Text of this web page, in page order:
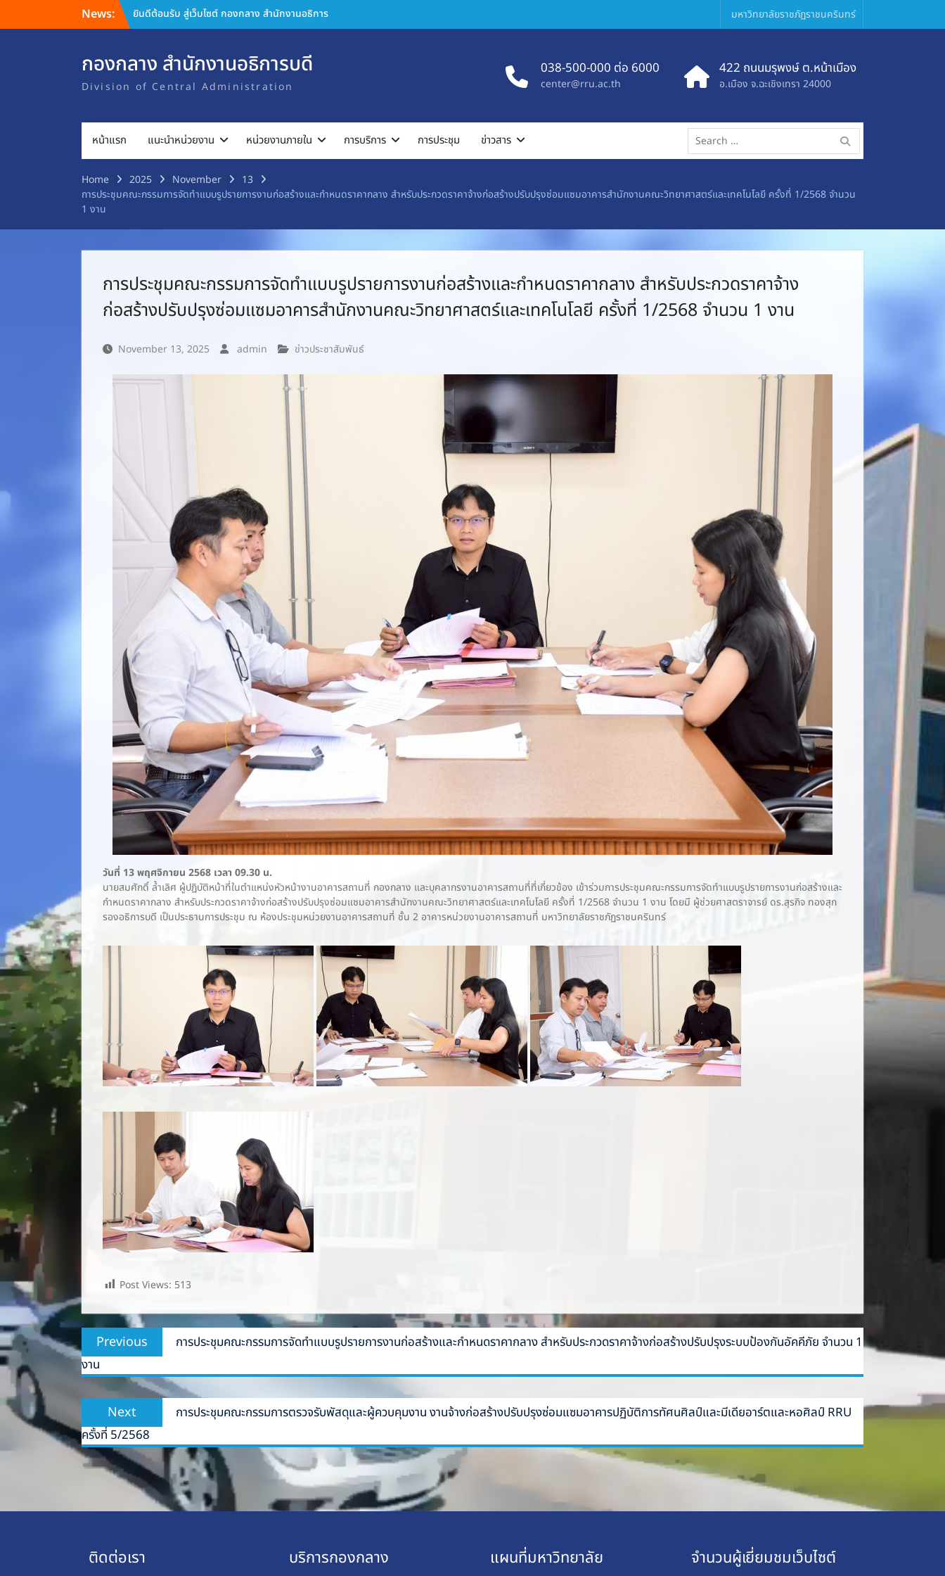
News: ยินดีต้อนรับ สู่เว็บไซต์ กองกลาง สำนักงานอธิการ มหาวิทยาลัยราชภัฏราชนครินทร์
กองกลาง สำนักงานอธิการบดี
Division of Central Administration
038-500-000 ต่อ 6000
center@rru.ac.th
422 ถนนมรุพงษ์ ต.หน้าเมือง
อ.เมือง จ.ฉะเชิงเทรา 24000
หน้าแรก แนะนำหน่วยงาน หน่วยงานภายใน การบริการ การประชุม ข่าวสาร
Search
for:
Home 2025 November
13
การประชุมคณะกรรมการจัดทำแบบรูปรายการงานก่อสร้างและกำหนดราคากลาง สำหรับประกวดราคาจ้างก่อสร้างปรับปรุงซ่อมแซมอาคารสำนักงานคณะวิทยาศาสตร์และเทคโนโลยี ครั้งที่ 1/2568 จำนวน
1 งาน
การประชุมคณะกรรมการจัดทำแบบรูปรายการงานก่อสร้างและกำหนดราคากลาง สำหรับประกวดราคาจ้าง
ก่อสร้างปรับปรุงซ่อมแซมอาคารสำนักงานคณะวิทยาศาสตร์และเทคโนโลยี ครั้งที่ 1/2568 จำนวน 1 งาน
November 13, 2025 admin ข่าวประชาสัมพันธ์
วันที่ 13 พฤศจิกายน 2568 เวลา 09.30 น.
นายสมศักดิ์ ล้ำเลิศ ผู้ปฏิบัติหน้าที่ในตำแหน่งหัวหน้างานอาคารสถานที่ กองกลาง และบุคลากรงานอาคารสถานที่ที่เกี่ยวข้อง เข้าร่วมการประชุมคณะกรรมการจัดทำแบบรูปรายการงานก่อสร้างและ
กำหนดราคากลาง สำหรับประกวดราคาจ้างก่อสร้างปรับปรุงซ่อมแซมอาคารสำนักงานคณะวิทยาศาสตร์และเทคโนโลยี ครั้งที่ 1/2568 จำนวน 1 งาน โดยมี ผู้ช่วยศาสตราจารย์ ดร.สุรกิจ ทองสุก
รองอธิการบดี เป็นประธานการประชุม ณ ห้องประชุมหน่วยงานอาคารสถานที่ ชั้น 2 อาคารหน่วยงานอาคารสถานที่ มหาวิทยาลัยราชภัฏราชนครินทร์
Post Views: 513
Post
navigation
Previous
Previous
post:
การประชุมคณะกรรมการจัดทำแบบรูปรายการงานก่อสร้างและกำหนดราคากลาง สำหรับประกวดราคาจ้างก่อสร้างปรับปรุงระบบป้องกันอัคคีภัย จำนวน 1
งาน
Next
post:
การประชุมคณะกรรมการตรวจรับพัสดุและผู้ควบคุมงาน งานจ้างก่อสร้างปรับปรุงซ่อมแซมอาคารปฏิบัติการทัศนศิลป์และมีเดียอาร์ตและหอศิลป์ RRU
ครั้งที่ 5/2568
ติดต่อเรา บริการกองกลาง แผนที่มหาวิทยาลัย จำนวนผู้เยี่ยมชมเว็บไซต์